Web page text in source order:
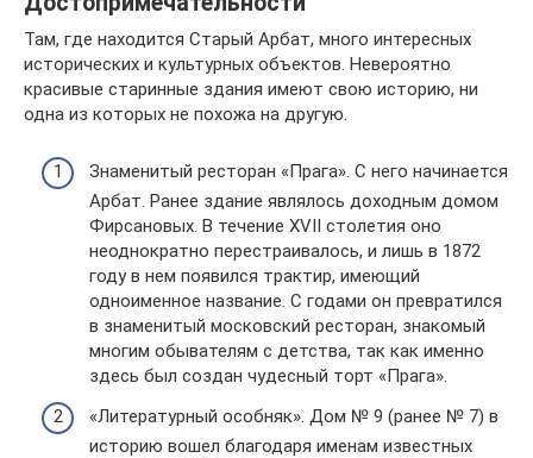
Там, где находится Старый Арбат, много интересных
исторических и культурных объектов. Невероятно
красивые старинные здания имеют свою историю, ни
одна из которых не похожа на другую.
Знаменитый ресторан «Прага». С него начинается
Арбат. Ранее здание являлось доходным домом
Фирсановых. В течение XVII столетия оно
неоднократно перестраивалось, и лишь в 1872
году в нем появился трактир, имеющий
одноименное название. С годами он превратился
в знаменитый московский ресторан, знакомый
многим обывателям с детства, так как именно
здесь был создан чудесный торт «Прага».
«Литературный особняк». Дом № 9 (ранее № 7) в
историю вошел благодаря именам известных